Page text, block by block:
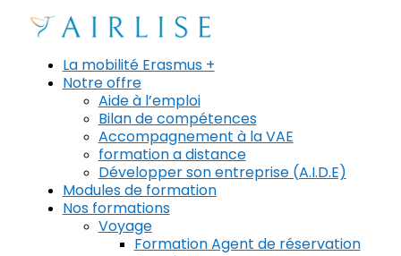
La mobilité Erasmus +
Notre offre
Aide à l’emploi
Bilan de compétences
Accompagnement à la VAE
formation a distance
Développer son entreprise (A.I.D.E)
Modules de formation
Nos formations
Voyage
Formation Agent de réservation